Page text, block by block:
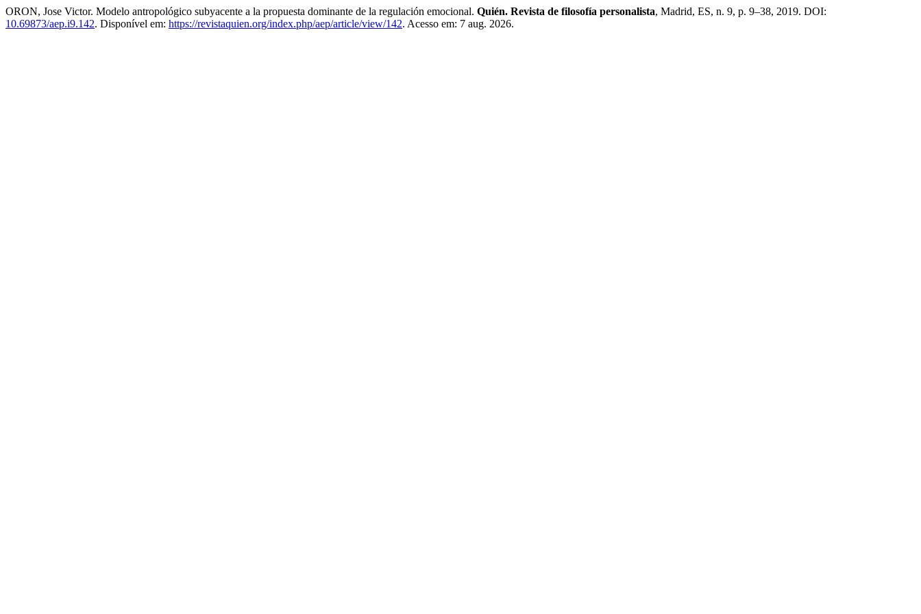
ORON, Jose Victor. Modelo antropológico subyacente a la propuesta dominante de la regulación emocional. Quién. Revista de filosofía personalista, Madrid, ES, n. 9, p. 9–38, 2019. DOI:
10.69873/aep.i9.142. Disponível em: https://revistaquien.org/index.php/aep/article/view/142. Acesso em: 7 aug. 2026.